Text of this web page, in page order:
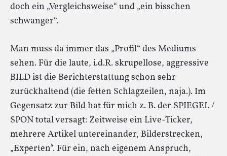
doch ein „Vergleichsweise“ und „ein bisschen
schwanger“.
Man muss da immer das „Profil“ des Mediums
sehen. Für die laute, i.d.R. skrupellose, aggressive
BILD ist die Berichterstattung schon sehr
zurückhaltend (die fetten Schlagzeilen, naja.). Im
Gegensatz zur Bild hat für mich z. B. der SPIEGEL /
SPON total versagt: Zeitweise ein Live-Ticker,
mehrere Artikel untereinander, Bilderstrecken,
„Experten“. Für ein, nach eigenem Anspruch,